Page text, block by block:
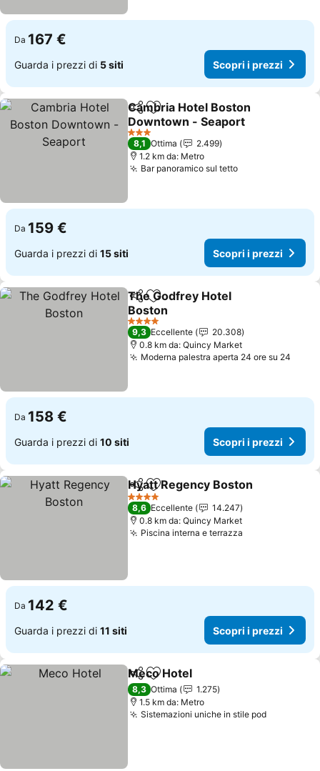
Da 167 €
Guarda i prezzi di 5 siti Scopri i prezzi
CondividiAggiungi ai preferiti
Cambria Hotel Boston
Downtown - Seaport
3 Stelle
8,1 Ottima
2.499
1.2 km da: Metro
Bar panoramico sul tetto
Da 159 €
Guarda i prezzi di 15 siti Scopri i prezzi
CondividiAggiungi ai preferiti
The Godfrey Hotel
Boston
4 Stelle
9,3 Eccellente
20.308
0.8 km da: Quincy Market
Moderna palestra aperta 24 ore su 24
Da 158 €
Guarda i prezzi di 10 siti Scopri i prezzi
CondividiAggiungi ai preferiti
Hyatt Regency Boston
4 Stelle
8,6 Eccellente
14.247
0.8 km da: Quincy Market
Piscina interna e terrazza
Da 142 €
Guarda i prezzi di 11 siti Scopri i prezzi
CondividiAggiungi ai preferiti
Meco Hotel
8,3 Ottima
1.275
1.5 km da: Metro
Sistemazioni uniche in stile pod